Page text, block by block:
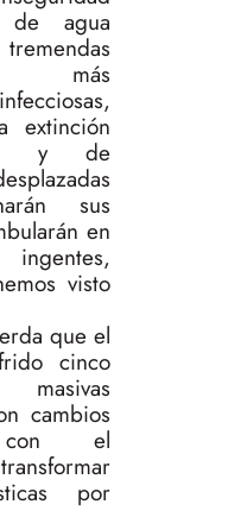
de agua
más
extinción
y de
sus
en
visto
que el
cinco
cambios
con el
por